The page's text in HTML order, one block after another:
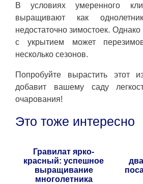
В условиях умеренного
выращивают как
недостаточно зимостоек.
с укрытием может
несколько сезонов.
Попробуйте вырастить этот
добавит вашему саду
очарования!
Это тоже интересно
Гравилат ярко-
красный: успешное
выращивание
многолетника